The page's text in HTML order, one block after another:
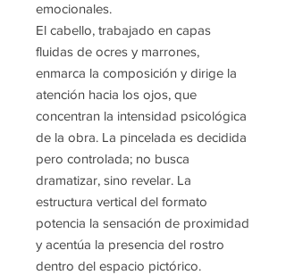
emocionales.
El cabello, trabajado en capas
fluidas de ocres y marrones,
enmarca la composición y dirige la
atención hacia los ojos, que
concentran la intensidad psicológica
de la obra. La pincelada es decidida
pero controlada; no busca
dramatizar, sino revelar. La
estructura vertical del formato
potencia la sensación de proximidad
y acentúa la presencia del rostro
dentro del espacio pictórico.